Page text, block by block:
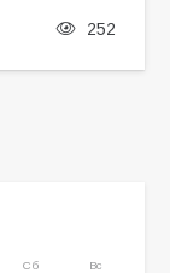
252
Сб Вс